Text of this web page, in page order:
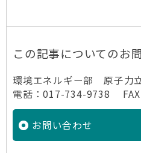
この記事についてのお
環境エネルギー部 原子力
電話：017-734-9738
お問い合わせ